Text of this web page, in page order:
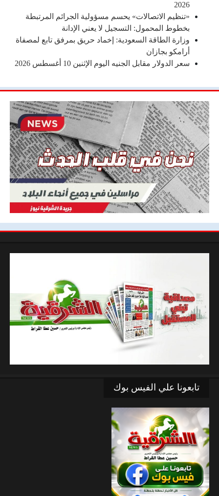
2026
«تنظيم الاتصالات» يحسم مسؤولية الجرائم المرتبطة
بخطوط المحمول: التسجيل لا يعني الإدانة
وزارة الطاقة السعودية: إخماد حريق بمرفق تابع لمصفاة
أرامكو بجازان
سعر الدولار مقابل الجنيه اليوم الإثنين 10 أغسطس 2026
تابعونا علي الفيس بوك